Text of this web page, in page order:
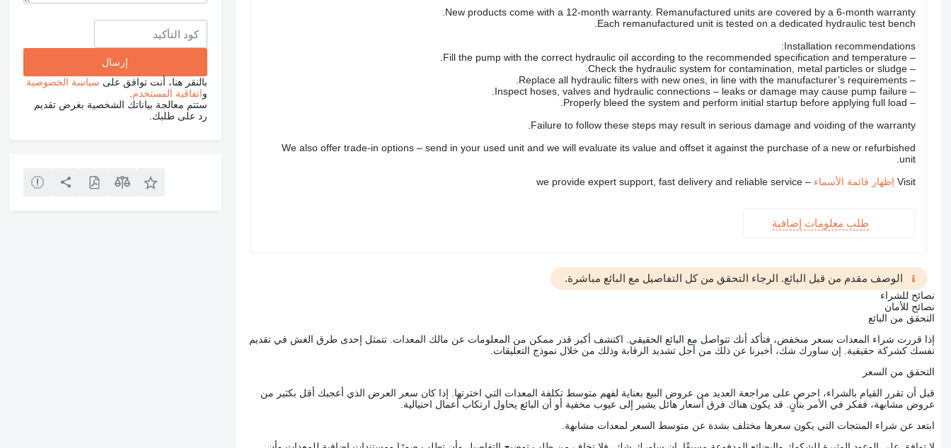
New products come with a 12-month warranty. Remanufactured units are covered by a 6-month warranty.
Each remanufactured unit is tested on a dedicated hydraulic test bench.
Installation recommendations:
– Fill the pump with the correct hydraulic oil according to the recommended specification and temperature.
– Check the hydraulic system for contamination, metal particles or sludge.
– Replace all hydraulic filters with new ones, in line with the manufacturer’s requirements.
– Inspect hoses, valves and hydraulic connections – leaks or damage may cause pump failure.
– Properly bleed the system and perform initial startup before applying full load.
Failure to follow these steps may result in serious damage and voiding of the warranty.
We also offer trade-in options – send in your used unit and we will evaluate its value and offset it against the purchase of a new or refurbished
unit.
Visit إظهار قائمة الأسماء – we provide expert support, fast delivery and reliable service
طلب معلومات إضافية
الوصف مقدم من قبل البائع. الرجاء التحقق من كل التفاصيل مع البائع مباشرة.
نصائح للشراء
نصائح للأمان
التحقق من البائع
إذا قررت شراء المعدات بسعر منخفض، فتأكد أنك تتواصل مع البائع الحقيقي. اكتشف أكبر قدر ممكن من المعلومات عن مالك المعدات. تتمثل إحدى طرق الغش في تقديم
نفسك كشركة حقيقية. إن ساورك شك، أخبرنا عن ذلك من أجل تشديد الرقابة وذلك من خلال نموذج التعليقات.
التحقق من السعر
قبل أن تقرر القيام بالشراء، احرص على مراجعة العديد من عروض البيع بعناية لفهم متوسط تكلفة المعدات التي اخترتها. إذا كان سعر العرض الذي أعجبك أقل بكثير من
عروض مشابهة، ففكر في الأمر بتأنٍ. قد يكون هناك فرق أسعار هائل يشير إلى عيوب مخفية أو أن البائع يحاول ارتكاب أعمال احتيالية.
ابتعد عن شراء المنتجات التي يكون سعرها مختلف بشدة عن متوسط السعر لمعدات مشابهة.
بالنقر هنا، أنت توافق على سياسة الخصوصية
واتفاقية المستخدم
ستتم معالجة بياناتك الشخصية بغرض تقديم
رد على طلبك.